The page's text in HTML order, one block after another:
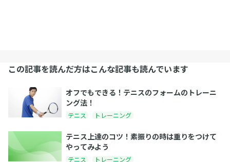
この記事を読んだ方はこんな記事も読んでいます
オフでもできる！テニスのフォームのトレーニ
ング法！
テニス トレーニング
テニス上達のコツ！素振りの時は重りをつけて
やってみよう
テニス トレーニング